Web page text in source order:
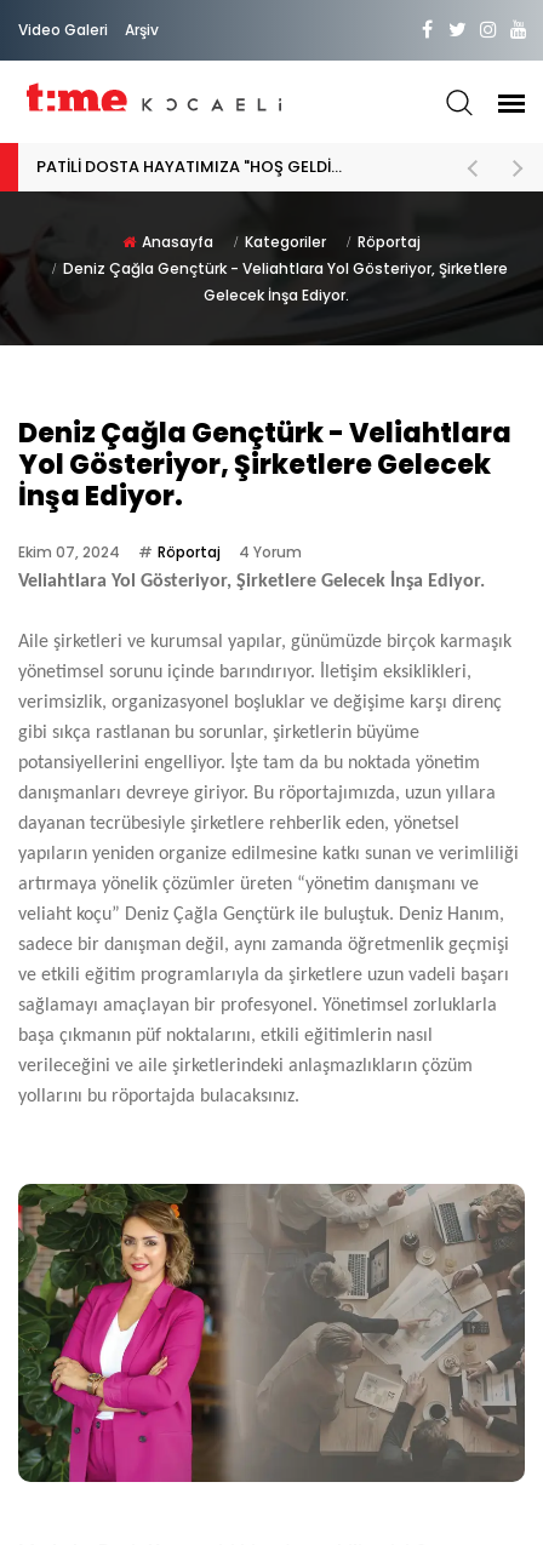
Video Galeri Arşiv
Anasayfa Kategoriler
Röportaj
Deniz Çağla Gençtürk - Veliahtlara Yol Gösteriyor, Şirketlere
Gelecek İnşa Ediyor.
Deniz Çağla Gençtürk - Veliahtlara
Yol Gösteriyor, Şirketlere Gelecek
İnşa Ediyor.
Ekim 07, 2024 Röportaj 4 Yorum
Veliahtlara Yol Gösteriyor, Şirketlere Gelecek İnşa Ediyor.
Aile şirketleri ve kurumsal yapılar, günümüzde birçok karmaşık
yönetimsel sorunu içinde barındırıyor. İletişim eksiklikleri,
verimsizlik, organizasyonel boşluklar ve değişime karşı direnç
gibi sıkça rastlanan bu sorunlar, şirketlerin büyüme
potansiyellerini engelliyor. İşte tam da bu noktada yönetim
danışmanları devreye giriyor. Bu röportajımızda, uzun yıllara
dayanan tecrübesiyle şirketlere rehberlik eden, yönetsel
yapıların yeniden organize edilmesine katkı sunan ve verimliliği
artırmaya yönelik çözümler üreten “yönetim danışmanı ve
veliaht koçu” Deniz Çağla Gençtürk ile buluştuk. Deniz Hanım,
sadece bir danışman değil, aynı zamanda öğretmenlik geçmişi
ve etkili eğitim programlarıyla da şirketlere uzun vadeli başarı
sağlamayı amaçlayan bir profesyonel. Yönetimsel zorluklarla
başa çıkmanın püf noktalarını, etkili eğitimlerin nasıl
verileceğini ve aile şirketlerindeki anlaşmazlıkların çözüm
yollarını bu röportajda bulacaksınız.